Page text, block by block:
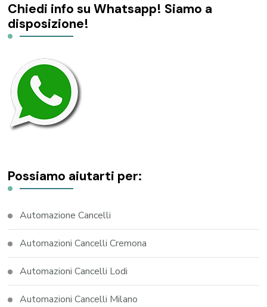
Chiedi info su Whatsapp! Siamo a
disposizione!
Possiamo aiutarti per:
Automazione Cancelli
Automazioni Cancelli Cremona
Automazioni Cancelli Lodi
Automazioni Cancelli Milano